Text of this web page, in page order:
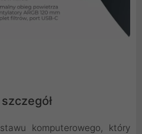
komputerowego, który